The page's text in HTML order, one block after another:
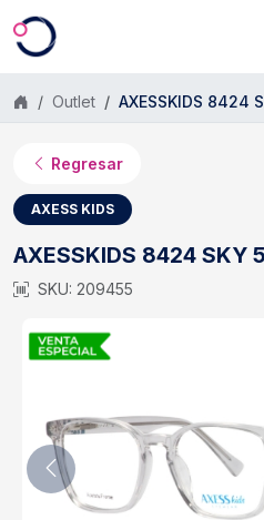
Saltar al contenido principal
Outlet AXESSKIDS 8424
Regresar
AXESS KIDS
AXESSKIDS 8424 SKY
SKU: 209455